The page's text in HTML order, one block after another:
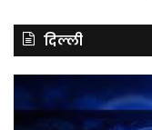
दिल्ली